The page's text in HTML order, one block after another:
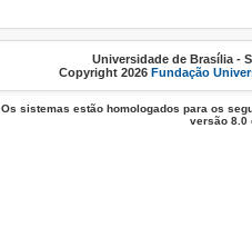
Universidade de Brasília -
Copyright 2026 Fundação
Os sistemas estão homologados para os
versão 8.0